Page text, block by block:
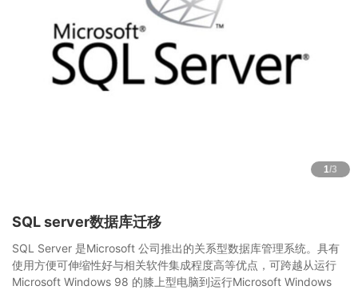
1/3
SQL server数据库迁移
SQL Server 是Microsoft 公司推出的关系型数据库管理系统。具有
使用方便可伸缩性好与相关软件集成程度高等优点，可跨越从运行
Microsoft Windows 98 的膝上型电脑到运行Microsoft Windows